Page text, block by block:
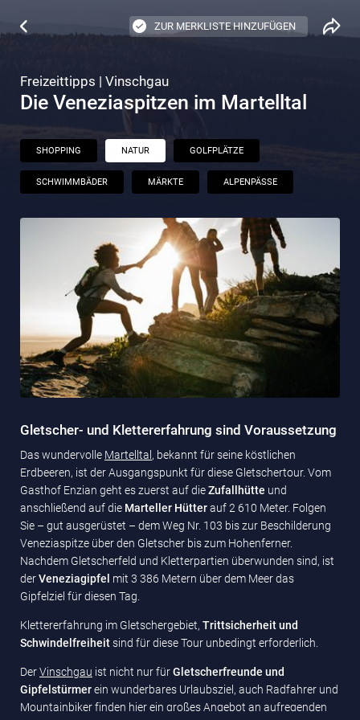
ZUR MERKLISTE HINZUFÜGEN
Freizeittipps | Vinschgau
Die Veneziaspitzen im Martelltal
SHOPPING NATUR GOLFPLÄTZE
SCHWIMMBÄDER MÄRKTE ALPENPÄSSE
Gletscher- und Klettererfahrung sind Voraussetzung
Das wundervolle Martelltal , bekannt für seine köstlichen
Erdbeeren, ist der Ausgangspunkt für diese Gletschertour. Vom
Gasthof Enzian geht es zuerst auf dieZufallhütte und
anschließend auf die Marteller Hütterauf 2 610 Meter. Folgen
Sie – gut ausgerüstet – dem Weg Nr. 103 bis zur Beschilderung
Veneziaspitze über den Gletscher bis zum Hohenferner.
Nachdem Gletscherfeld und Kletterpartien überwunden sind, ist
derVeneziagipfel mit 3 386 Metern über dem Meer das
Gipfelziel für diesen Tag.
Klettererfahrung im Gletschergebiet, Trittsicherheit und
Schwindelfreiheitsind für diese Tour unbedingt erforderlich.
DerVinschgau ist nicht nur fürGletscherfreunde und
Gipfelstürmerein wunderbares Urlaubsziel, auch Radfahrer und
Mountainbiker finden hier ein großes Angebot an aufregenden